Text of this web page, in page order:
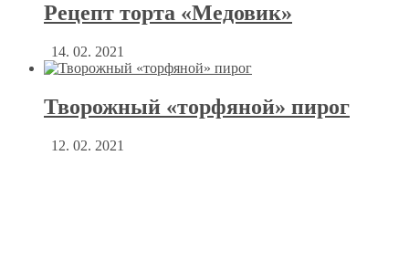
Рецепт торта «Медовик»
14. 02. 2021
Творожный «торфяной» пирог
12. 02. 2021